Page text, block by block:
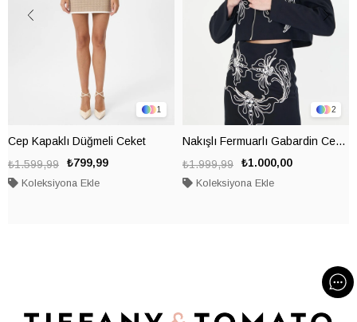
1
Cep Kapaklı Düğmeli Ceket
₺799,99
₺1.599,99
Koleksiyona Ekle
2
Nakışlı Fermuarlı Gabardin Ceket
₺1.000,00
₺1.999,99
Koleksiyona Ekle